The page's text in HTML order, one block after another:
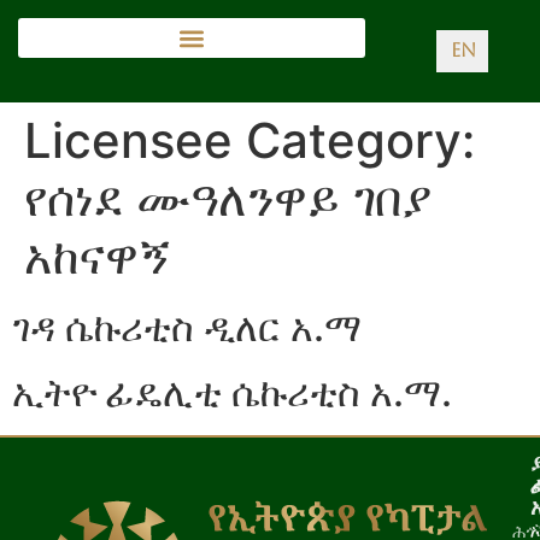
EN
Licensee Category:
የሰነደ ሙዓለንዋይ ገበያ
አከናዋኝ
ገዳ ሴኩሪቲስ ዲለር አ.ማ
ኢትዮ ፊዴሊቲ ሴኩሪቲስ አ.ማ.